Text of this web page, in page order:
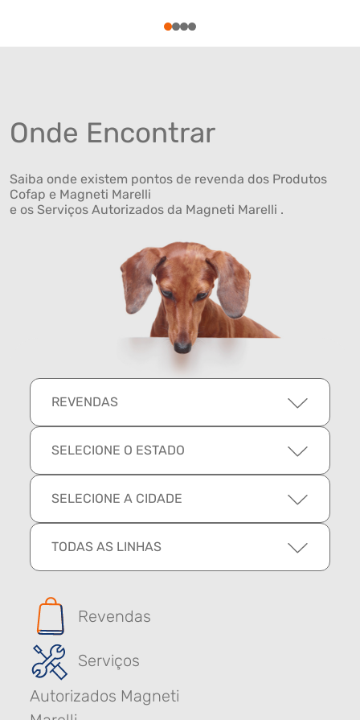
1234
Onde Encontrar
Saiba onde existem pontos de revenda dos Produtos
Cofap e Magneti Marelli
e os Serviços Autorizados da Magneti Marelli .
REVENDAS
SELECIONE O ESTADO
SELECIONE A CIDADE
TODAS AS LINHAS
Revendas
Serviços
Autorizados Magneti